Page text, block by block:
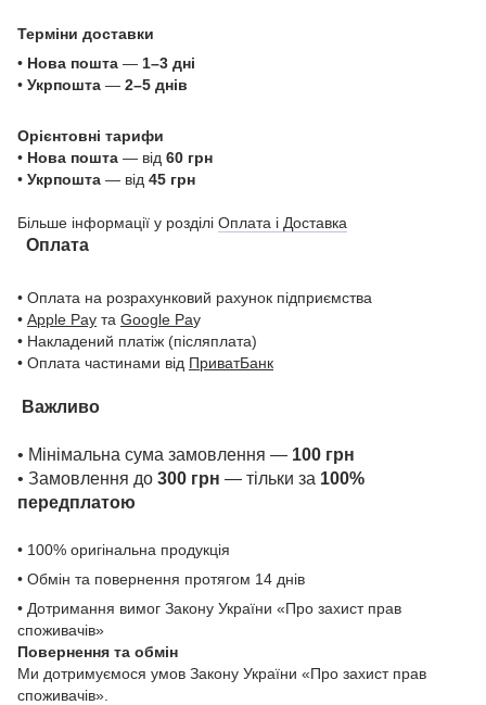
Терміни доставки
• Нова пошта — 1–3 дні
• Укрпошта — 2–5 днів
Орієнтовні тарифи
• Нова пошта — від 60 грн
• Укрпошта — від 45 грн
Більше інформації у розділі Оплата і Доставка
Оплата
• Оплата на розрахунковий рахунок підприємства
• Apple Pay та Google Pay
• Накладений платіж (післяплата)
• Оплата частинами від ПриватБанк
Важливо
• Мінімальна сума замовлення — 100 грн
• Замовлення до 300 грн — тільки за 100%
передплатою
• 100% оригінальна продукція
• Обмін та повернення протягом 14 днів
• Дотримання вимог Закону України «Про захист прав
споживачів»
Повернення та обмін
Ми дотримуємося умов Закону України «Про захист прав
споживачів».